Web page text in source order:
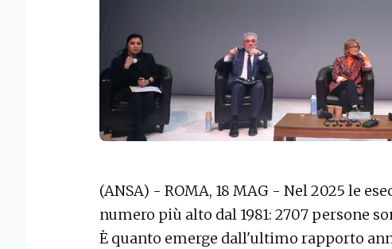
(ANSA) - ROMA, 18 MAG - Nel 2025 le
numero più alto dal 1981: 2707 persone
È quanto emerge dall'ultimo rapporto